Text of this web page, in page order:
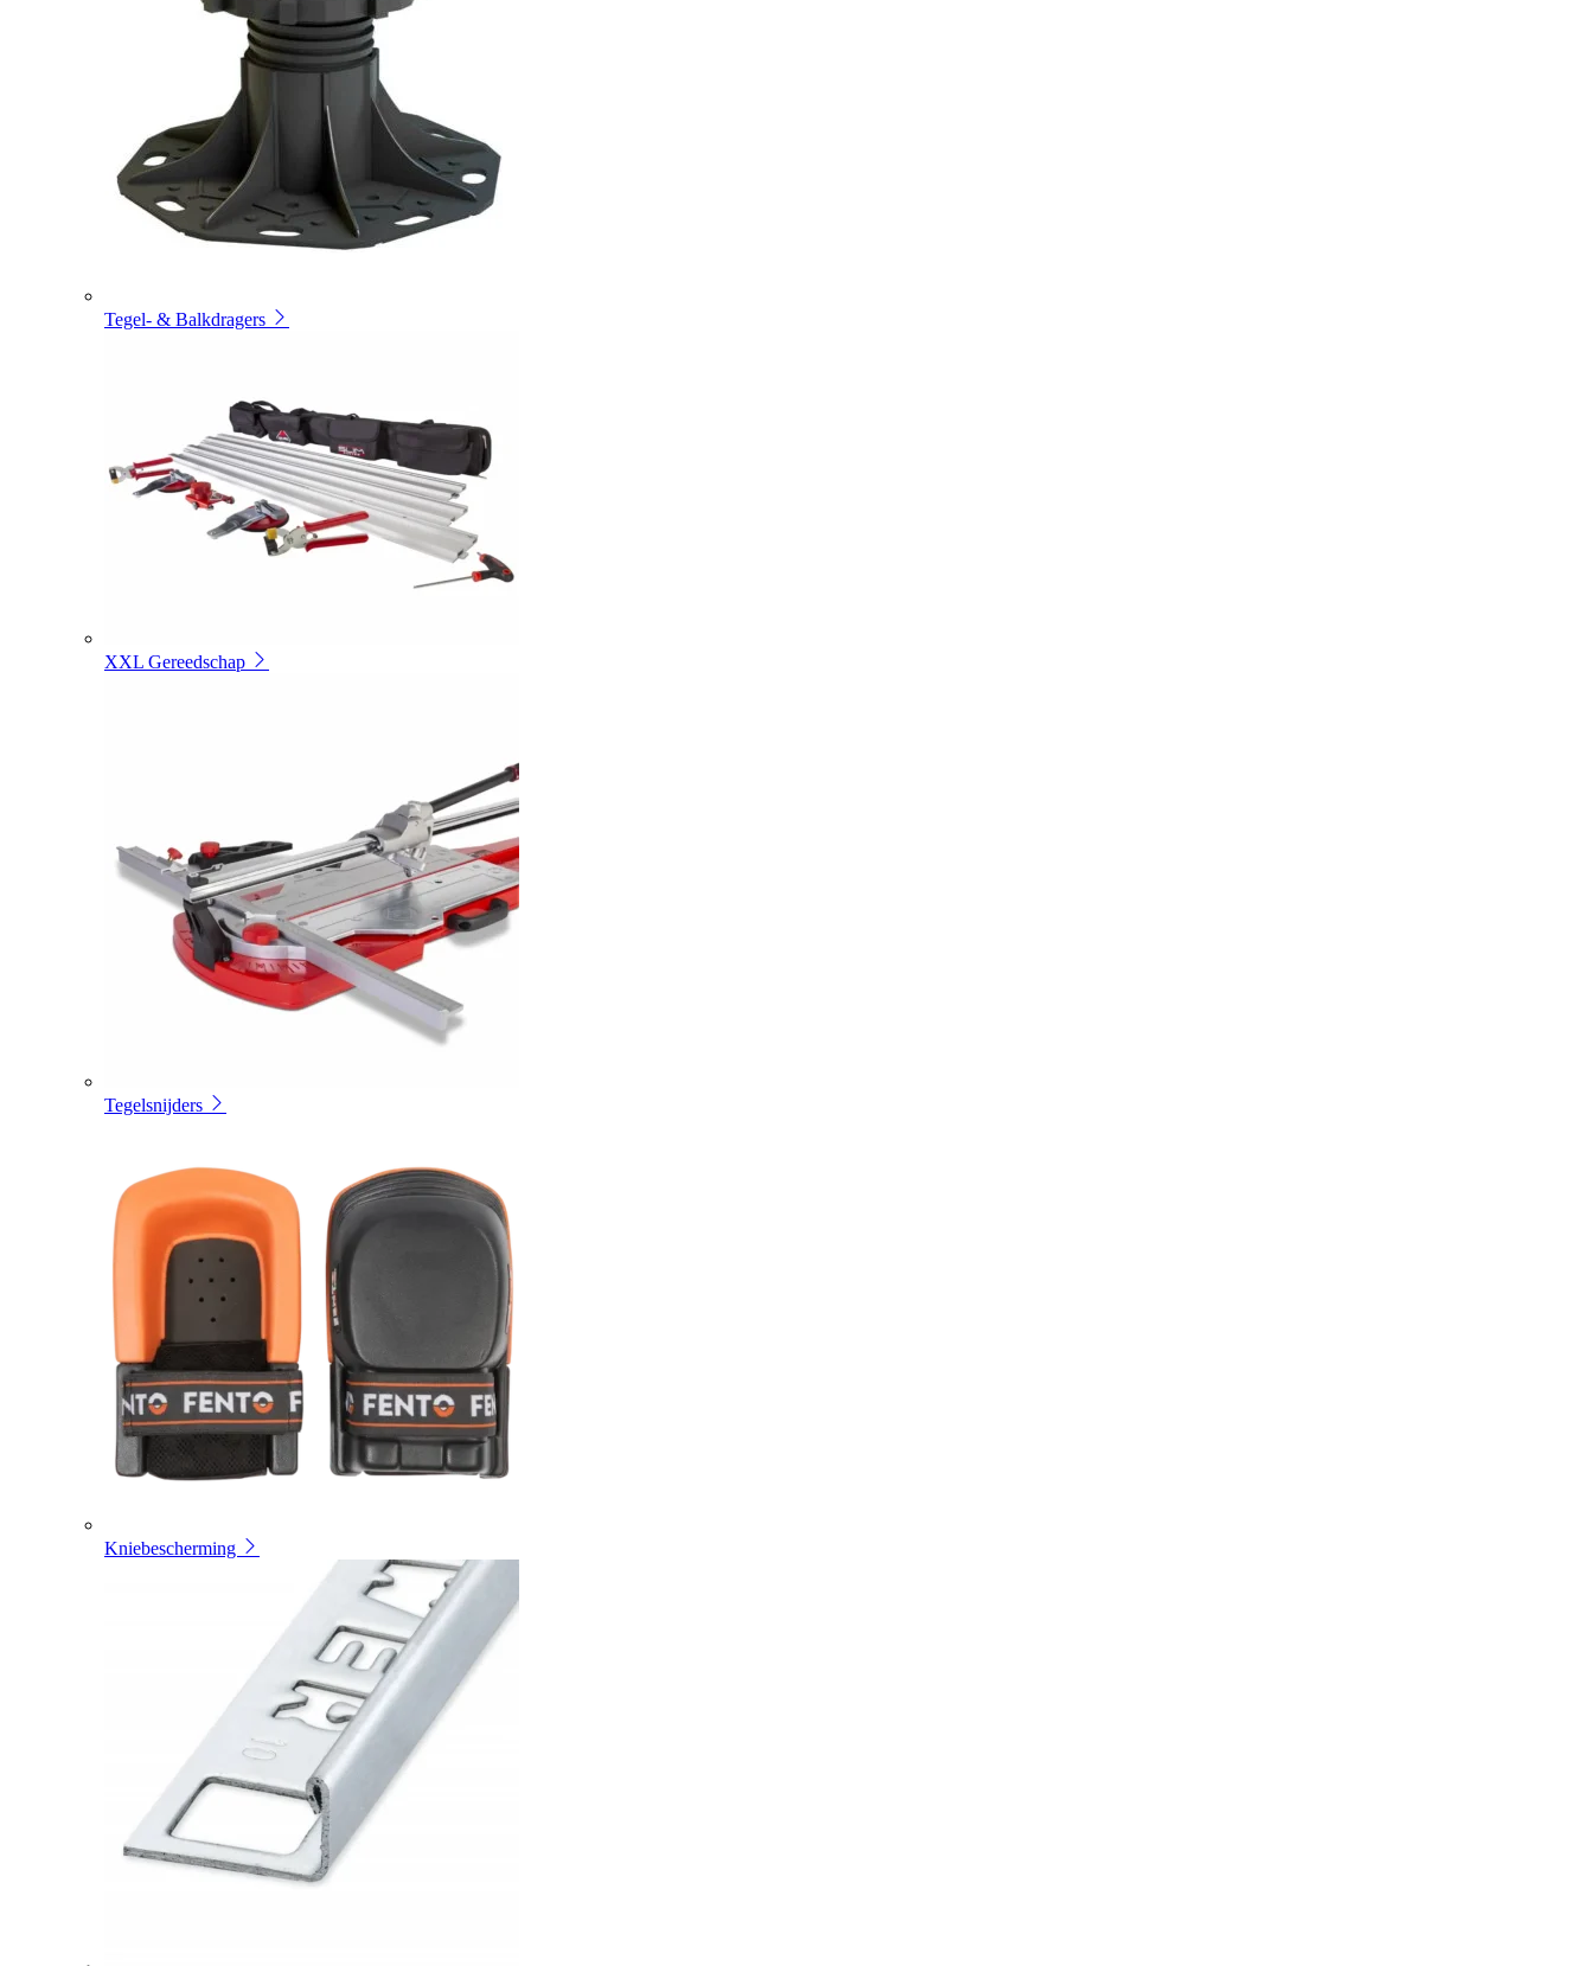
Tegel- & Balkdragers
XXL Gereedschap
Tegelsnijders
Kniebescherming